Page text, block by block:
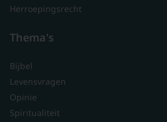
Herroepingsrecht
Thema's
Bijbel
Levensvragen
Opinie
Spiritualiteit